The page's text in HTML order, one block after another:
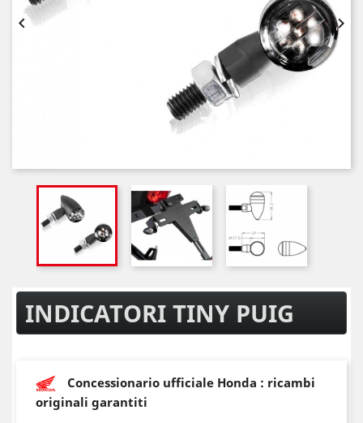
 
INDICATORI TINY PUIG
Concessionario ufficiale Honda : ricambi
originali garantiti